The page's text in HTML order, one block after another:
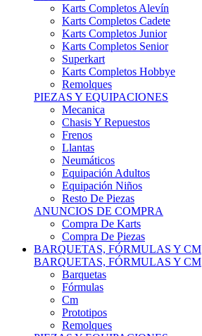
Karts Completos Alevín
Karts Completos Cadete
Karts Completos Junior
Karts Completos Senior
Superkart
Karts Completos Hobbye
Remolques
PIEZAS Y EQUIPACIONES
Mecanica
Chasis Y Repuestos
Frenos
Llantas
Neumáticos
Equipación Adultos
Equipación Niños
Resto De Piezas
ANUNCIOS DE COMPRA
Compra De Karts
Compra De Piezas
BARQUETAS, FÓRMULAS Y CM
BARQUETAS, FÓRMULAS Y CM
Barquetas
Fórmulas
Cm
Prototipos
Remolques